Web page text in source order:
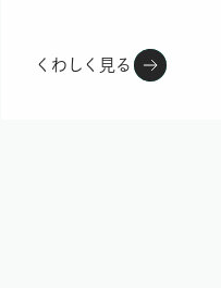
くわしく見る